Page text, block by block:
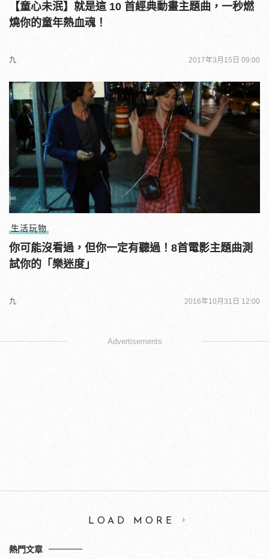
【童心未泯】就是這 10 首經典動畫主題曲，一秒燃
燒你的童年熱血魂！
九 2017年3月15日 09:00
生活玩物
你可能沒看過，但你一定有聽過！8首電影主題曲測
試你的「樂迷度」
九 2016年10月31日 12:00
Advertisements
LOAD MORE
熱門文章